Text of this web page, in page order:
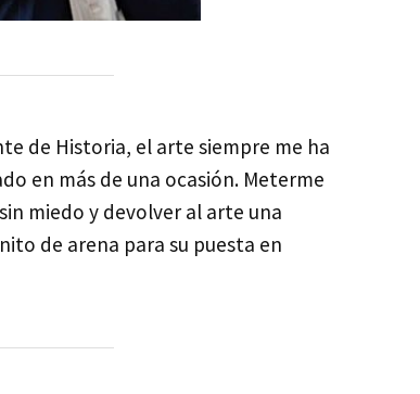
de Historia, el arte siempre me ha
en más de una ocasión. Meterme
miedo y devolver al arte una
de arena para su puesta en